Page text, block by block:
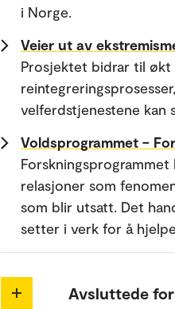
i Norge.
Veier ut av
Prosjektet bidrar til økt
velferdstjenestene kan
Voldsprogrammet –
relasjoner som
som blir utsatt. Det
setter i verk for å
Avsluttede